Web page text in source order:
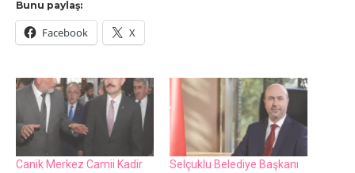
Bunu paylaş:
Facebook X
Canik Merkez Camii Kadir
Selçuklu Belediye Başkanı